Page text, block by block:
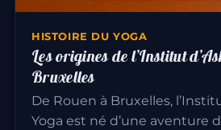
HISTOIRE DU YOGA
Les origines de l’Institut
Bruxelles
De Rouen à Bruxelles,
Yoga est né d’une aventure